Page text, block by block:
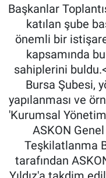
Başkanlar
katılan şube
önemli bir
kapsamında
sahiplerini
Bursa Şubesi,
yapılanması ve
'Kurumsal
ASKON
Teşkilatlanma
tarafından